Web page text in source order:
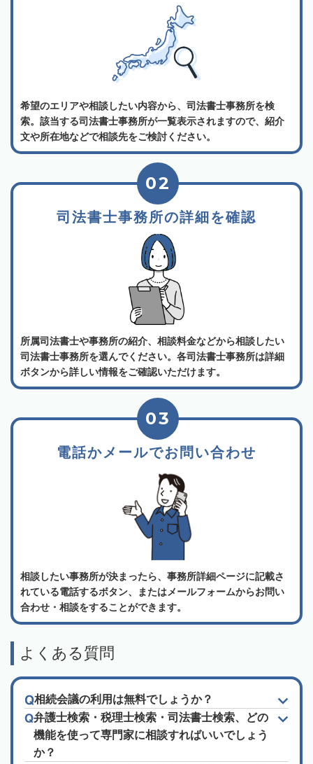
希望のエリアや相談したい内容から、司法書士事務所を検
索。該当する司法書士事務所が一覧表示されますので、紹介
文や所在地などで相談先をご検討ください。
司法書士事務所の詳細を確認
02
所属司法書士や事務所の紹介、相談料金などから相談したい
司法書士事務所を選んでください。各司法書士事務所は詳細
ボタンから詳しい情報をご確認いただけます。
電話かメールでお問い合わせ
03
相談したい事務所が決まったら、事務所詳細ページに記載さ
れている電話するボタン、またはメールフォームからお問い
合わせ・相談をすることができます。
よくある質問
相続会議の利用は無料でしょうか？
弁護士検索・税理士検索・司法書士検索、どの
機能を使って専門家に相談すればいいでしょう
か？